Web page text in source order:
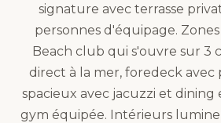
signature avec terrasse
personnes d'équipage. Zones
Beach club qui s'ouvre sur 3
direct à la mer, foredeck avec
spacieux avec jacuzzi et dining
gym équipée. Intérieurs